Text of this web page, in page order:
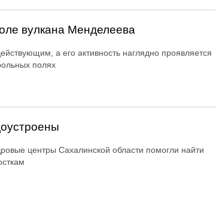
вулкана Менделеева
а его активность наглядно проявляется
полях
центры Сахалинской области помогли найти